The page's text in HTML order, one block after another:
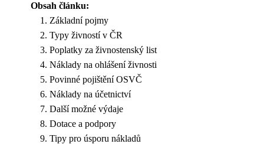
Obsah článku:
Základní pojmy
Typy živností v ČR
Poplatky za živnostenský list
Náklady na ohlášení živnosti
Povinné pojištění OSVČ
Náklady na účetnictví
Další možné výdaje
Dotace a podpory
Tipy pro úsporu nákladů